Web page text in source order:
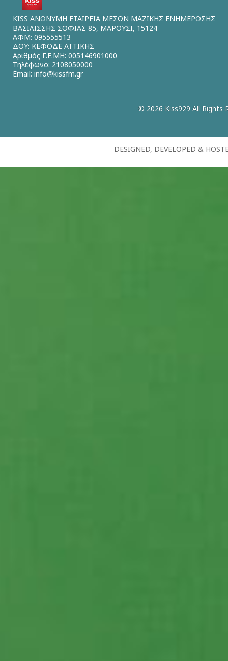
KISS ΑΝΩΝΥΜΗ ΕΤΑΙΡΕΙΑ ΜΕΣΩΝ ΜΑΖΙΚΗΣ ΕΝΗΜΕΡΩΣΗΣ
ΒΑΣΙΛΙΣΣΗΣ ΣΟΦΙΑΣ 85, ΜΑΡΟΥΣΙ, 15124
ΑΦΜ: 095555513
ΔΟΥ: ΚΕΦΟΔΕ ΑΤΤΙΚΗΣ
Αριθμός Γ.Ε.ΜΗ: 005146901000
Τηλέφωνο: 2108050000
Email: info@kissfm.gr
© 2026 Kiss929 All Rights
DESIGNED, DEVELOPED &